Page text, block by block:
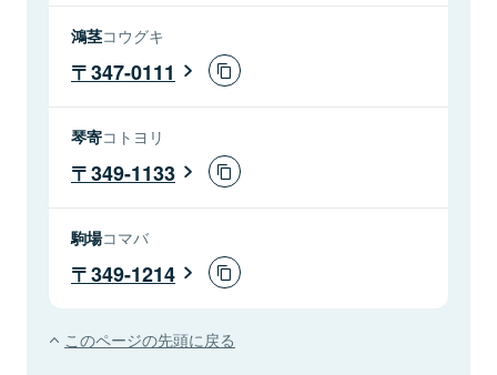
鴻茎コウグキ
347-0111
琴寄コトヨリ
349-1133
駒場コマバ
349-1214
このページの先頭に戻る